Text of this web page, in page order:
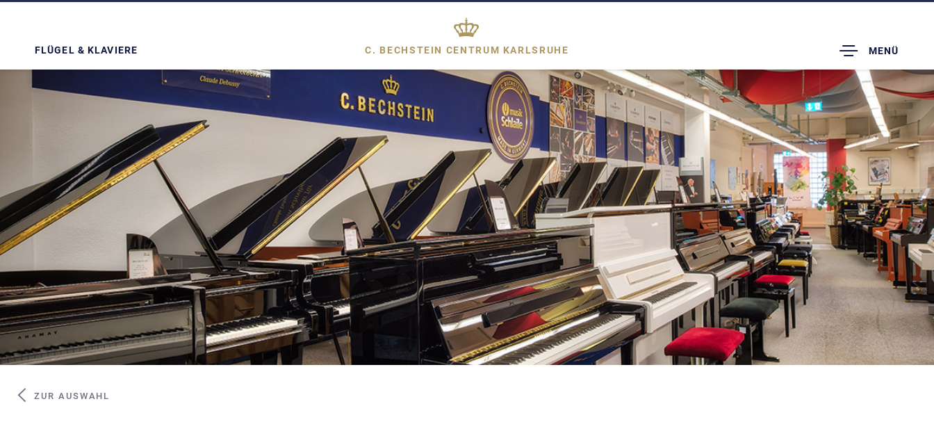
FLÜGEL & KLAVIERE C. BECHSTEIN CENTRUM KARLSRUHE
TOGGLE
DROPDOWN
MENÜ
ZUR AUSWAHL